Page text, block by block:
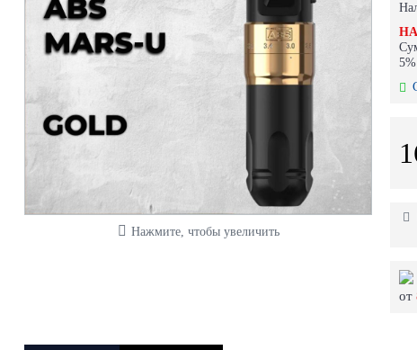
Нажмите, чтобы увеличить
от